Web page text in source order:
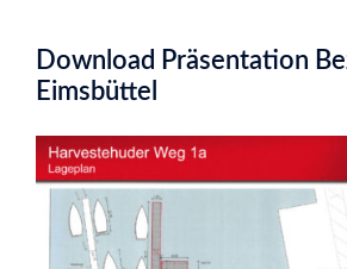
Download Präsentation
Eimsbüttel